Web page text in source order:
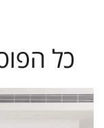
כל